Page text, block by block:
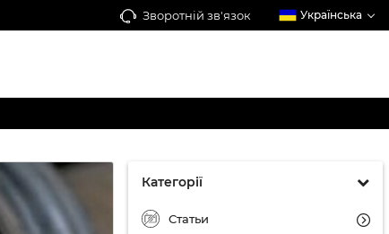
Зворотній зв'язок Українська
Категорії
Статьи